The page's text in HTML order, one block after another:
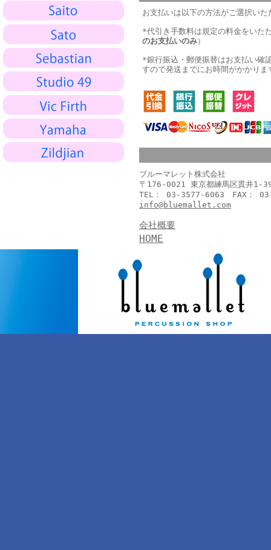
お支払いは以下の方法がご選択いた
*代引き手数料は規定の料金をいた
のお支払いのみ）
*銀行振込・郵便振替はお支払い確
すので発送までにお時間がかかりま
ブルーマレット株式会社
〒176-0021 東京都練馬区貫井1-
TEL： 03-3577-6063 FAX：
info@bluemallet.com
会社概要
HOME